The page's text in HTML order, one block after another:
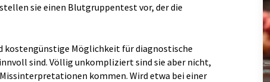
sie einen Blutgruppentest vor, der die
kostengünstige Möglichkeit für diagnostische
sind. Völlig unkompliziert sind sie aber nicht,
kommen. Wird etwa bei einer